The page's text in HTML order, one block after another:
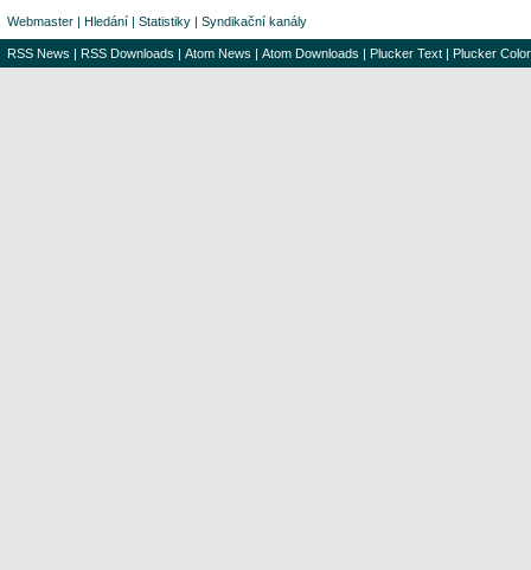
Webmaster | Hledání | Statistiky | Syndikační kanály
RSS News | RSS Downloads | Atom News | Atom Downloads | Plucker Text | Plucker Color